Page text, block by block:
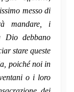
messo di
mandare, i
Dio debbano
stare queste
poiché noi in
o i loro